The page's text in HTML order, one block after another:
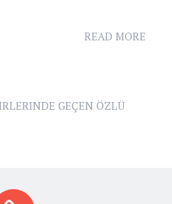
READ MORE
GEÇEN ÖZLÜ